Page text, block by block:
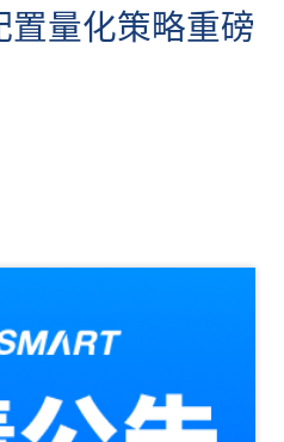
置量化策略重磅